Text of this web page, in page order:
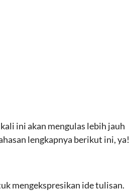
ini akan mengulas lebih jauh
lengkapnya berikut ini, ya!
mengekspresikan ide tulisan.